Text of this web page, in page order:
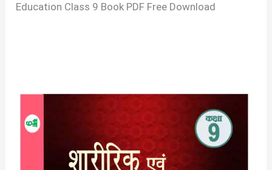
Education Class 9 Book PDF Free Download